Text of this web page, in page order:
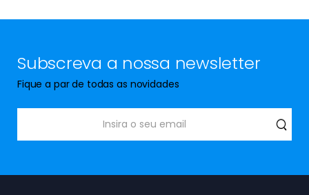
Subscreva a nossa newsletter
Fique a par de todas as novidades